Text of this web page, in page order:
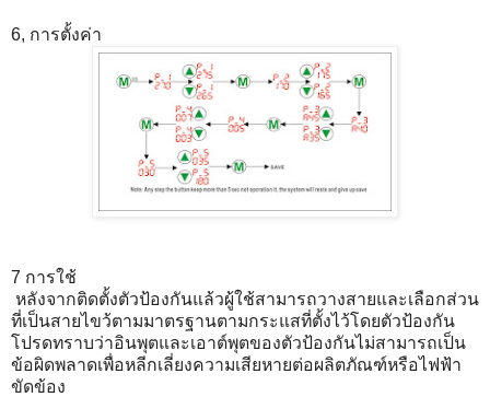
6, การตั้งค่า
7 การใช้
หลังจากติดตั้งตัวป้องกันแล้วผู้ใช้สามารถวางสายและเลือกส่วน
ที่เป็นสายไขว้ตามมาตรฐานตามกระแสที่ตั้งไว้โดยตัวป้องกัน
โปรดทราบว่าอินพุตและเอาต์พุตของตัวป้องกันไม่สามารถเป็น
ข้อผิดพลาดเพื่อหลีกเลี่ยงความเสียหายต่อผลิตภัณฑ์หรือไฟฟ้า
ขัดข้อง